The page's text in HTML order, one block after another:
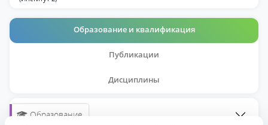
Образование и квалификация
Публикации
Дисциплины
Образование